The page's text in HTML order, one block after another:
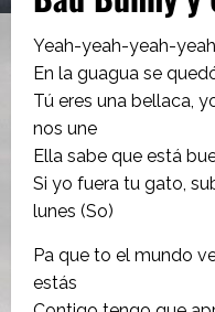
Yeah-yeah-yeah-
En la guagua se
Tú eres una bellaca,
nos une
Ella sabe que está
Si yo fuera tu gato,
lunes (So)
Pa que to el mundo
estás